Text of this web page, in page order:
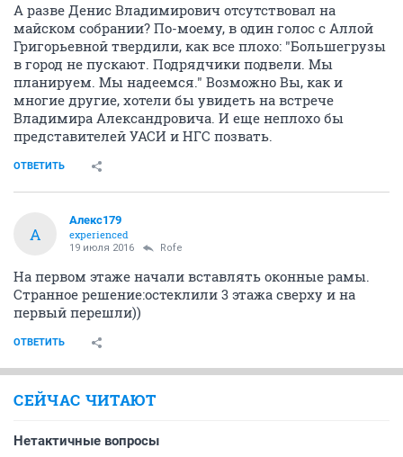
А разве Денис Владимирович отсутствовал на
майском собрании? По-моему, в один голос с Аллой
Григорьевной твердили, как все плохо: "Большегрузы
в город не пускают. Подрядчики подвели. Мы
планируем. Мы надеемся." Возможно Вы, как и
многие другие, хотели бы увидеть на встрече
Владимира Александровича. И еще неплохо бы
представителей УАСИ и НГС позвать.
ОТВЕТИТЬ
А
Алекс179
experienced
19 июля 2016 Rofe
На первом этаже начали вставлять оконные рамы.
Странное решение:остеклили 3 этажа сверху и на
первый перешли))
ОТВЕТИТЬ
СЕЙЧАС ЧИТАЮТ
Нетактичные вопросы